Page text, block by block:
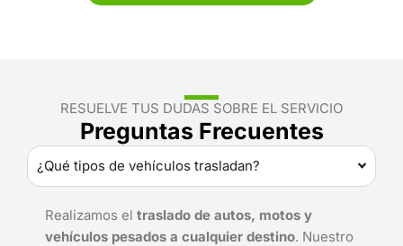
RESUELVE TUS DUDAS SOBRE EL SERVICIO
Preguntas Frecuentes
¿Qué tipos de vehículos trasladan?
Realizamos el traslado de autos, motos y
vehículos pesados a cualquier destino. Nuestro